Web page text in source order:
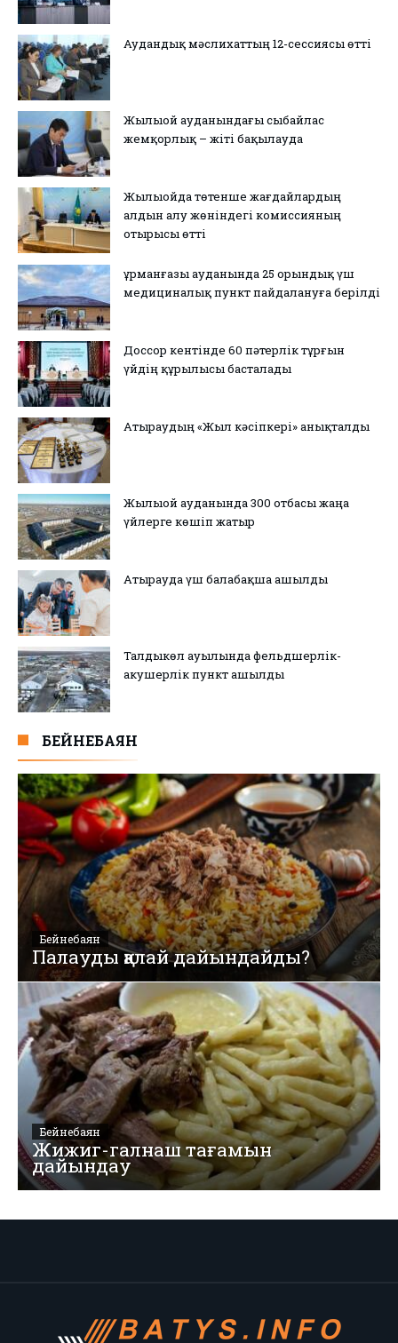
Аудандық мәслихаттың 12-сессиясы өтті
Жылыой ауданындағы сыбайлас
жемқорлық – жіті бақылауда
Жылыойда төтенше жағдайлардың
алдын алу жөніндегі комиссияның
отырысы өтті
Құрманғазы ауданында 25 орындық үш
медициналық пункт пайдалануға берілді
Доссор кентінде 60 пәтерлік тұрғын
үйдің құрылысы басталады
Атыраудың «Жыл кәсіпкері» анықталды
Жылыой ауданында 300 отбасы жаңа
үйлерге көшіп жатыр
Атырауда үш балабақша ашылды
Талдыкөл ауылында фельдшерлік-
акушерлік пункт ашылды
БЕЙНЕБАЯН
Бейнебаян
Палауды қалай дайындайды?
Бейнебаян
Жижиг-галнаш тағамын
дайындау